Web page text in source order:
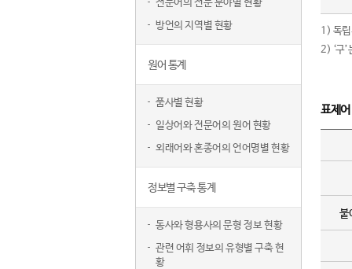
전문어의 전문 분야별 현황
방언의 지역별 현황
원어 통계
품사별 현황
일상어와 전문어의 원어 현황
외래어와 혼종어의 언어명별 현황
정보별 구축 통계
동사와 형용사의 문형 정보 현황
관련 어휘 정보의 유형별 구축 현
황
1) 독립
2) ‘구
표제
붙